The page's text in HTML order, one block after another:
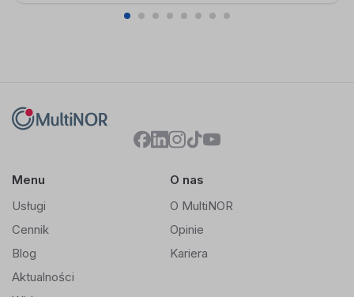
1 2 3 4 5 6 7 8
Menu
Usługi
Cennik
Blog
Aktualności
O nas
O MultiNOR
Opinie
Kariera